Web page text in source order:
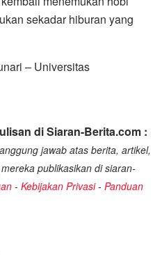
sekadar hiburan yang
– Universitas
di Siaran-Berita.com :
jawab atas berita, artikel,
publikasikan di siaran-
- Kebijakan Privasi- Panduan